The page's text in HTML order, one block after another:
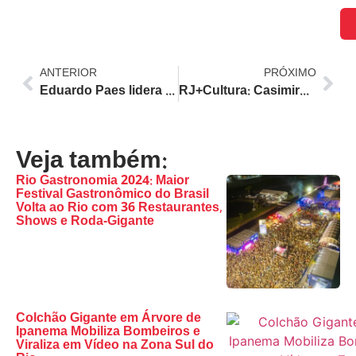
ANTERIOR
Eduardo Paes lidera pesquisa para governo do RJ e mira vitória em primeiro turno com 54,2%
PRÓXIMO
RJ+Cultura: Casimiro de Abreu recebe oficinas gratuitas de teatro, dança e música em 11 polos
Veja também:
Rio Gastronomia 2024: Maior
Festival Gastronômico do Brasil
Volta ao Rio com 36 Restaurantes,
Shows e Roda-Gigante
Colchão Gigante em Árvore de
Ipanema Mobiliza Bombeiros e
Viraliza em Vídeo na Zona Sul do